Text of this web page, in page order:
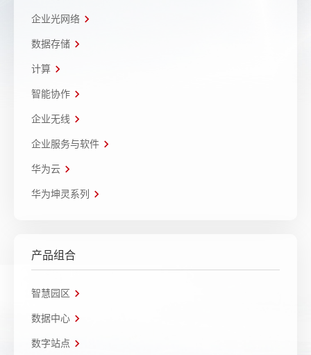
企业光网络
数据存储
计算
智能协作
企业无线
企业服务与软件
华为云
华为坤灵系列
产品组合
智慧园区
数据中心
数字站点